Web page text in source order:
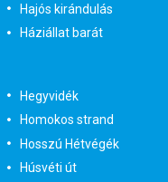
Hajós kirándulás
Háziállat barát
Hegyvidék
Homokos strand
Hosszú Hétvégék
Húsvéti út